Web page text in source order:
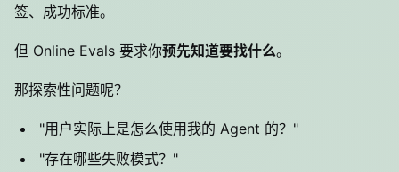
签、成功标准。
但 Online Evals 要求你预先知道要找什么。
那探索性问题呢？
"用户实际上是怎么使用我的 Agent 的？"
"存在哪些失败模式？"